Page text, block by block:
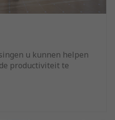
u kunnen helpen
productiviteit te